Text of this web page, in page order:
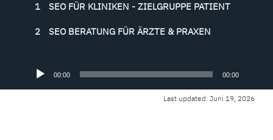
1 SEO FÜR KLINIKEN - ZIELGRUPPE PATIENT
2 SEO BERATUNG FÜR ÄRZTE & PRAXEN
Audio-
Player
00:00 00:00
Last updated: Juni 19, 2026